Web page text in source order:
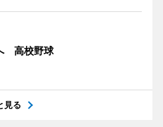
高校野球
見る